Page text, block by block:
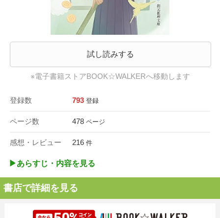
試し読みする
※電子書籍ストアBOOK☆WALKERへ移動します
登録数 793 登録
ページ数 478 ページ
感想・レビュー 216 件
▶︎あらすじ・内容を見る
書店で詳細を見る